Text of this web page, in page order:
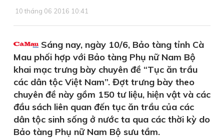
10 tháng 06 2016 10:41
Sáng nay, ngày 10/6, Bảo tàng tỉnh Cà
Mau phối hợp với Bảo tàng Phụ nữ Nam Bộ
khai mạc trưng bày chuyên đề “Tục ăn trầu
các dân tộc Việt Nam”. Đợt trưng bày theo
chuyên đề này gồm 150 tư liệu, hiện vật và các
đầu sách liên quan đến tục ăn trầu của các
dân tộc sinh sống ở nước ta qua các thời kỳ do
Bảo tàng Phụ nữ Nam Bộ sưu tầm.